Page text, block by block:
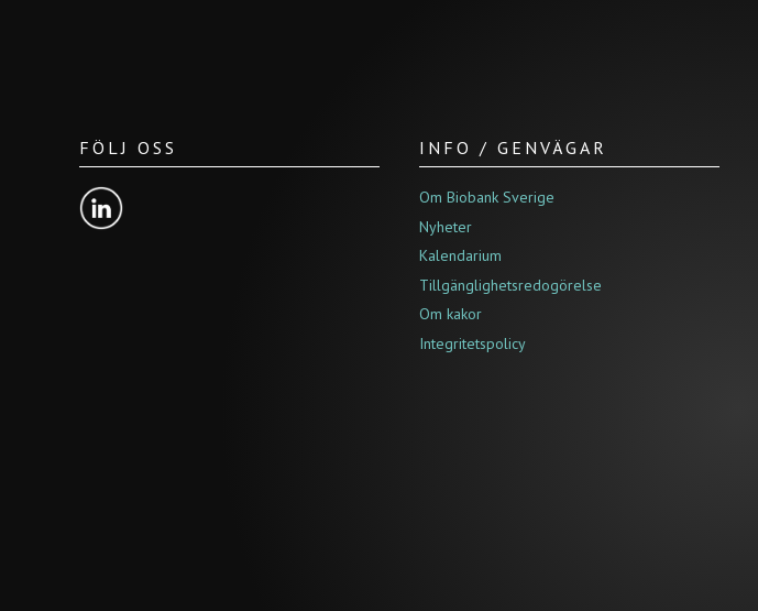
FÖLJ OSS INFO / GENVÄGAR
Om Biobank Sverige
Nyheter
Kalendarium
Tillgänglighetsredogörelse
Om kakor
Integritetspolicy